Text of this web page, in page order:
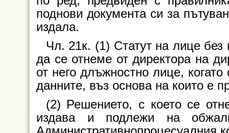
поднови документа си за
издала.
Чл. 21к. (1) Статут на лице
да се отнеме от директора на
от него длъжностно лице,
данните, въз основа на които е
(2) Решението, с което се
издава и подлежи на